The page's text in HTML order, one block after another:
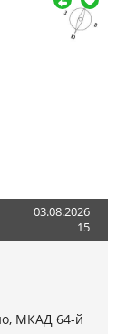
03.08.2026
15
МКАД 64-й